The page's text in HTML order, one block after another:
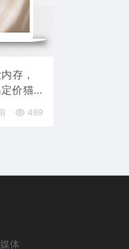
存，
价猫
469
体